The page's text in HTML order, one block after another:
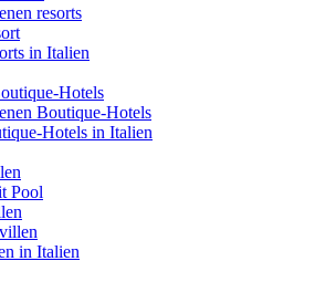
resorts
in Italien
Hotels
Boutique-Hotels
Hotels in Italien
Pool
in Italien